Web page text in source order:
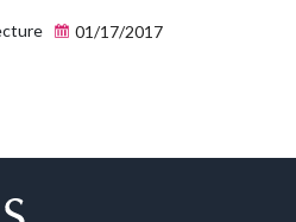
01/17/2017